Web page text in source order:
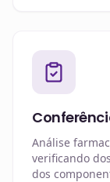
Análise
verificando
dos